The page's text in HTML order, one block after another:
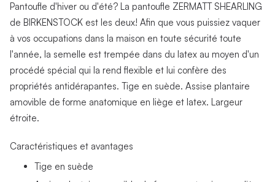
Pantoufle d'hiver ou d'été? La pantoufle ZERMATT SHEARLING
de BIRKENSTOCK est les deux! Afin que vous puissiez vaquer
à vos occupations dans la maison en toute sécurité toute
l'année, la semelle est trempée dans du latex au moyen d'un
procédé spécial qui la rend flexible et lui confère des
propriétés antidérapantes. Tige en suède. Assise plantaire
amovible de forme anatomique en liège et latex. Largeur
étroite.
Caractéristiques et avantages
Tige en suède